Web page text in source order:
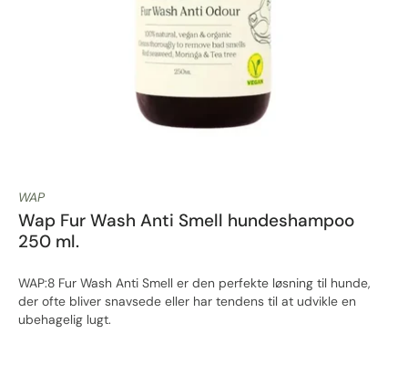
WAP
Wap Fur Wash Anti Smell hundeshampoo
250 ml.
WAP:8 Fur Wash Anti Smell er den perfekte løsning til hunde,
der ofte bliver snavsede eller har tendens til at udvikle en
ubehagelig lugt.